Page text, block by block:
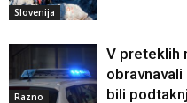
Slovenija
Razno
V preteklih
bili